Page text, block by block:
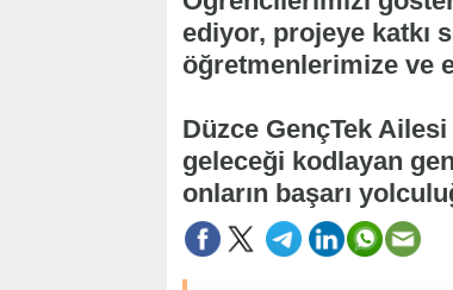
ediyor, projeye katkı
öğretmenlerimize ve
Düzce GençTek
geleceği kodlayan
onların başarı